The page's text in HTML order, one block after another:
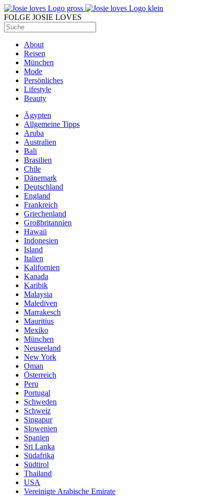
FOLGE JOSIE LOVES
About
Reisen
München
Mode
Persönliches
Lifestyle
Beauty
Ägypten
Allgemeine Tipps
Aruba
Australien
Bali
Brasilien
Chile
Dänemark
Deutschland
England
Frankreich
Griechenland
Großbritannien
Hawaii
Indonesien
Island
Italien
Kalifornien
Kanada
Karibik
Malaysia
Malediven
Marrakesch
Mauritius
Mexiko
München
Neuseeland
New York
Oman
Österreich
Peru
Portugal
Schweden
Schweiz
Singapur
Slowenien
Spanien
Sri Lanka
Südafrika
Südtirol
Thailand
USA
Vereinigte Arabische Emirate